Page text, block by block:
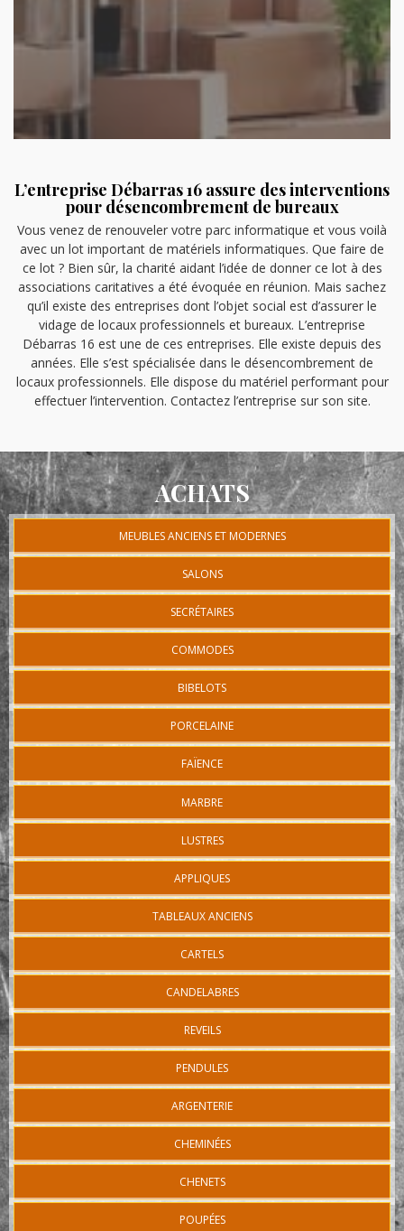
L’entreprise Débarras 16 assure des interventions
pour désencombrement de bureaux
Vous venez de renouveler votre parc informatique et vous voilà
avec un lot important de matériels informatiques. Que faire de
ce lot ? Bien sûr, la charité aidant l’idée de donner ce lot à des
associations caritatives a été évoquée en réunion. Mais sachez
qu’il existe des entreprises dont l’objet social est d’assurer le
vidage de locaux professionnels et bureaux. L’entreprise
Débarras 16 est une de ces entreprises. Elle existe depuis des
années. Elle s’est spécialisée dans le désencombrement de
locaux professionnels. Elle dispose du matériel performant pour
effectuer l’intervention. Contactez l’entreprise sur son site.
ACHATS
MEUBLES ANCIENS ET MODERNES
SALONS
SECRÉTAIRES
COMMODES
BIBELOTS
PORCELAINE
FAÏENCE
MARBRE
LUSTRES
APPLIQUES
TABLEAUX ANCIENS
CARTELS
CANDELABRES
REVEILS
PENDULES
ARGENTERIE
CHEMINÉES
CHENETS
POUPÉES